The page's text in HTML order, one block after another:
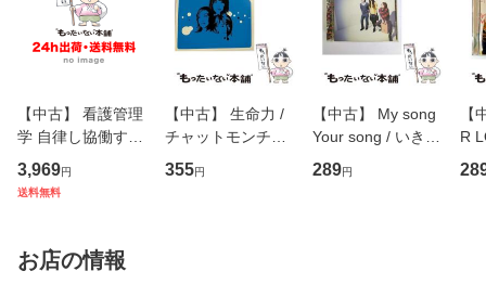
【中古】 看護管理
学 自律し協働する
専門職の看護マネ
ジメントスキル 改
恵 藤本幸三 / 南江
堂 [単行
3,969円
送料無料
【中古】 生命力 /
チャットモンチー /
キューンレコード
[CD]【メール便送
355円
【中古】 My song
Your song / いきも
のがかり / [CD]
【メール便送料無
289円
【
R
産
お店の情報